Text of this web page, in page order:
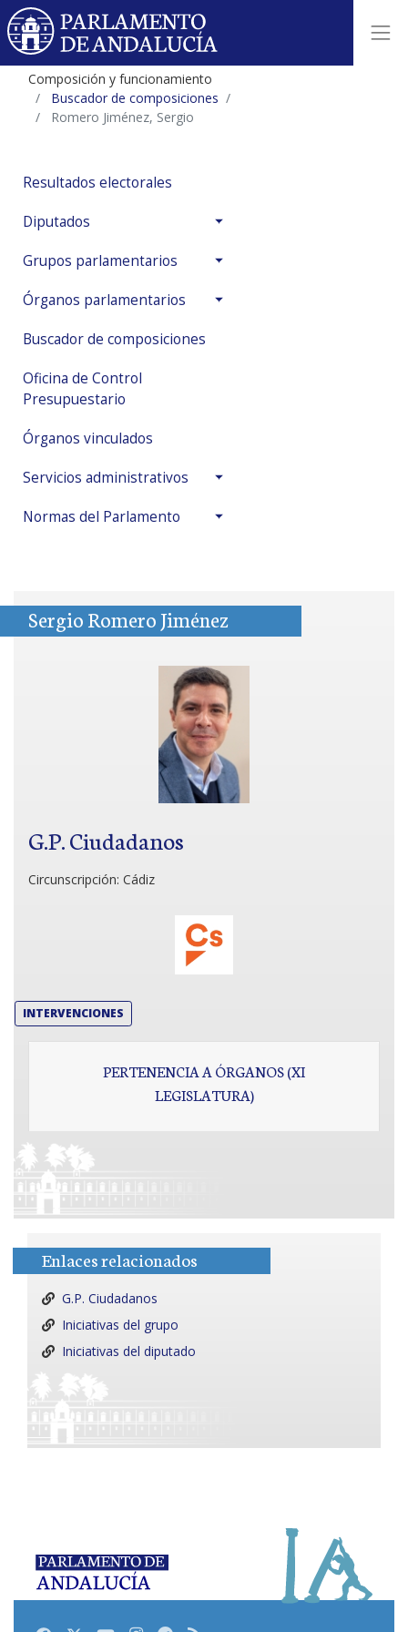
Composición y funcionamiento
Buscador de composiciones
Romero Jiménez, Sergio
Resultados electorales
Diputados
Grupos parlamentarios
Órganos parlamentarios
Buscador de composiciones
Oficina de Control
Presupuestario
Órganos vinculados
Servicios administrativos
Normas del Parlamento
Sergio Romero Jiménez
G.P. Ciudadanos
Circunscripción: Cádiz
INTERVENCIONES
PERTENENCIA A ÓRGANOS (XI
LEGISLATURA)
Enlaces relacionados
G.P. Ciudadanos
Iniciativas del grupo
Iniciativas del diputado